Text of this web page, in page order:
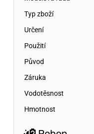
Typ zboží
Určení
Použití
Původ
Záruka
Vodotěsnost
Hmotnost